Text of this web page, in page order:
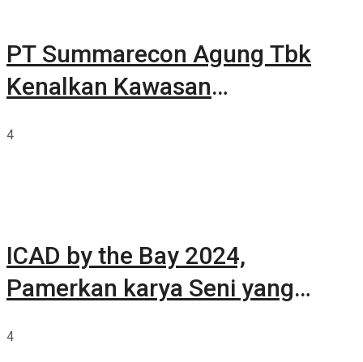
PT Summarecon Agung Tbk
Kenalkan Kawasan
4
ICAD by the Bay 2024,
Pamerkan karya Seni yang
4